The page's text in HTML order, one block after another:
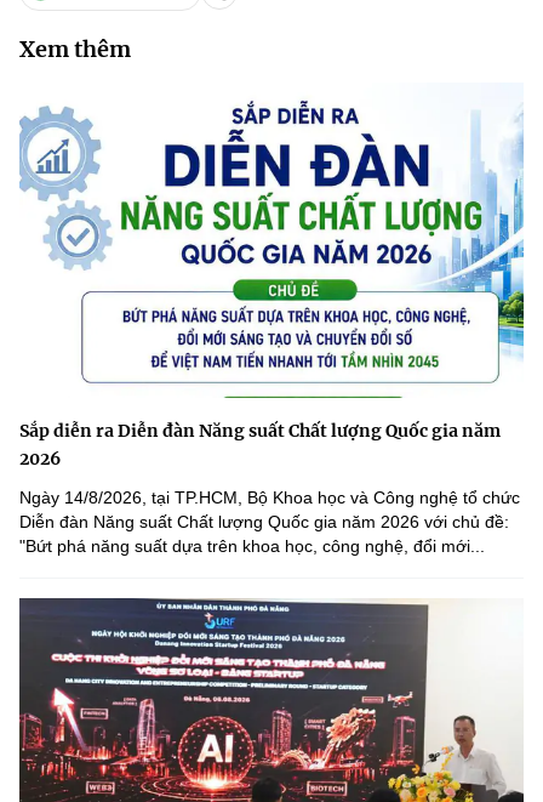
Xem thêm
Sắp diễn ra Diễn đàn Năng suất Chất lượng Quốc gia năm
2026
Ngày 14/8/2026, tại TP.HCM, Bộ Khoa học và Công nghệ tổ chức
Diễn đàn Năng suất Chất lượng Quốc gia năm 2026 với chủ đề:
"Bứt phá năng suất dựa trên khoa học, công nghệ, đổi mới...